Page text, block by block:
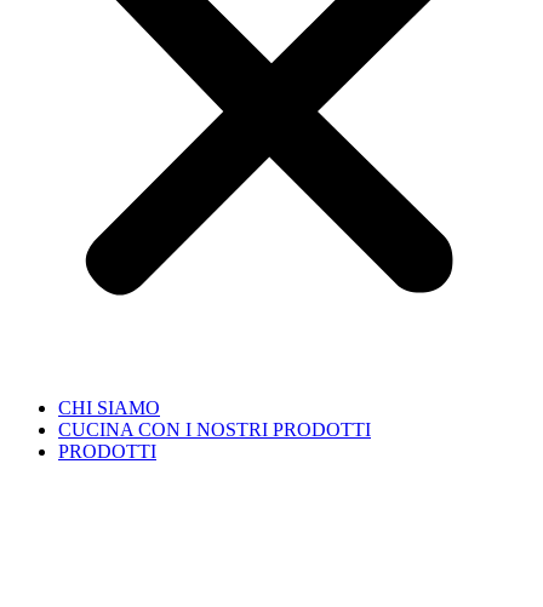
CHI SIAMO
CUCINA CON I NOSTRI PRODOTTI
PRODOTTI